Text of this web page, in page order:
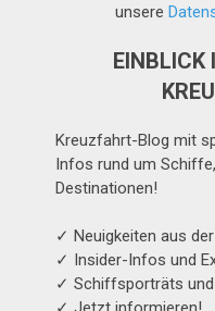
unsere
EINBLICK
Kreuzfahrt-Blog mit
Infos rund um
Destinationen!
✓ Neuigkeiten aus
✓ Insider-Infos und
✓ Schiffsporträts